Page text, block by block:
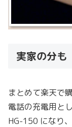
実家の分も
まとめて楽天で
電話の充電用と
HG-150 になり